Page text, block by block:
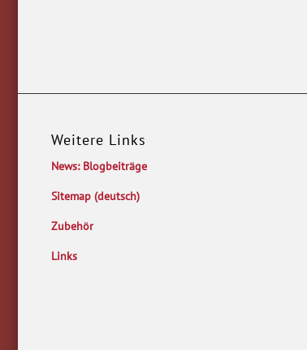
Weitere Links
News: Blogbeiträge
Sitemap (deutsch)
Zubehör
Links